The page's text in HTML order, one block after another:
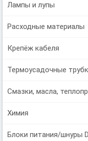
Лампы и лупы
Расходные материалы
Крепёж кабеля
Термоусадочные
Смазки, масла,
Химия
Блоки питания/шнуры